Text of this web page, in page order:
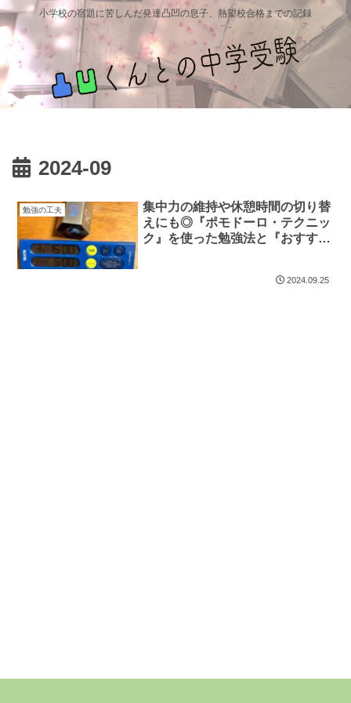
小学校の宿題に苦しんだ発達凸凹の息子、熱望校合格までの記録
2024-09
勉強の工夫
集中力の維持や休憩時間の切り替
えにも◎『ポモドーロ・テクニッ
ク』を使った勉強法と『おすすめ
2024.09.25